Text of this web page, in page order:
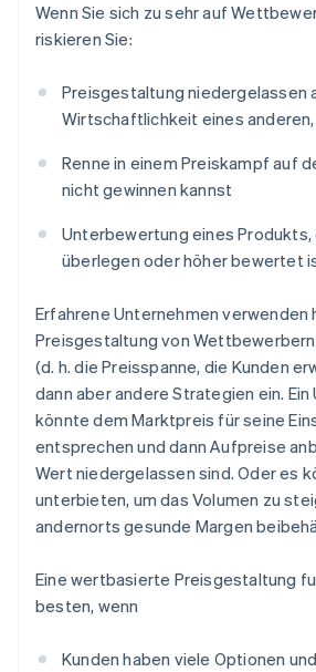
Wenn Sie sich zu sehr auf
riskieren Sie:
Preisgestaltung niedergelassen
Wirtschaftlichkeit eines
Renne in einem Preiskampf auf
nicht gewinnen kannst
Unterbewertung eines
überlegen oder höher bewertet
Erfahrene Unternehmen verwenden
Preisgestaltung von
(d. h. die Preisspanne, die Kunden
dann aber andere Strategien ein.
könnte dem Marktpreis für seine
entsprechen und dann Aufpreise
Wert niedergelassen sind. Oder es
unterbieten, um das Volumen zu
andernorts gesunde Margen
Eine wertbasierte Preisgestaltung
besten, wenn
Kunden haben viele Optionen